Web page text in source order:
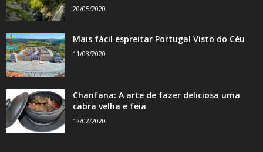
20/05/2020
Mais fácil espreitar Portugal Visto do Céu
11/03/2020
Chanfana: A arte de fazer deliciosa uma
cabra velha e feia
12/02/2020